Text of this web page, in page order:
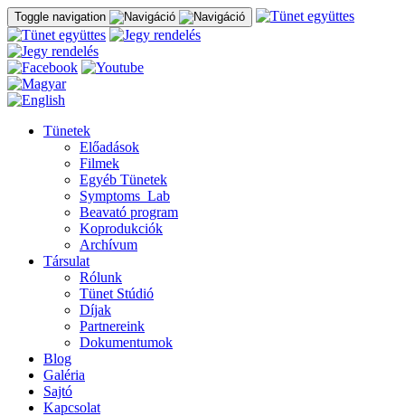
Toggle navigation
Tünetek
Előadások
Filmek
Egyéb Tünetek
Symptoms_Lab
Beavató program
Koprodukciók
Archívum
Társulat
Rólunk
Tünet Stúdió
Díjak
Partnereink
Dokumentumok
Blog
Galéria
Sajtó
Kapcsolat